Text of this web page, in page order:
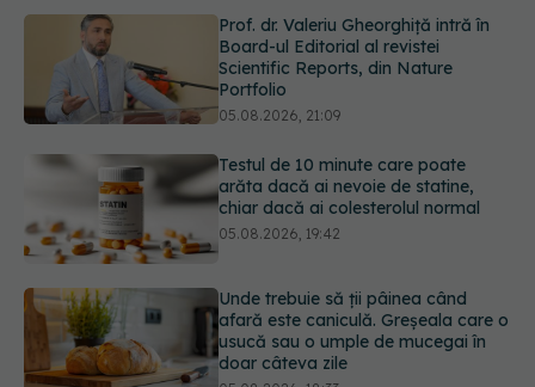
Portfolio
05.08.2026, 21:09
arăta dacă ai nevoie de statine,
05.08.2026, 19:42
Unde trebuie să ții pâinea când
doar câteva zile
05.08.2026, 18:33